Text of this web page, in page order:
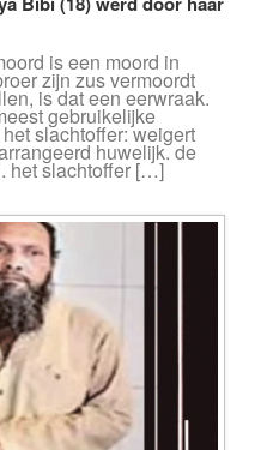
is een moord in
zijn zus vermoordt
is dat een eerwraak.
gebruikelijke
slachtoffer: weigert
huwelijk. de
het slachtoffer […]